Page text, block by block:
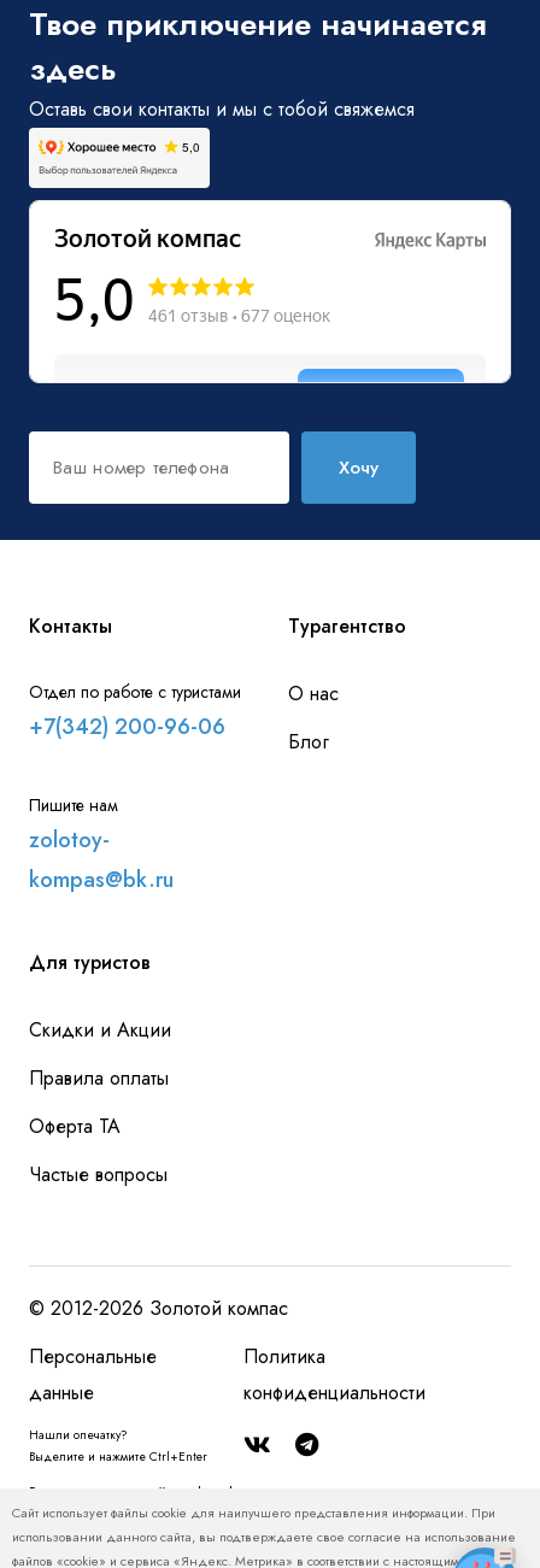
Твое приключение начинается
здесь
Оставь свои контакты и мы с тобой свяжемся
Хочу
Контакты
Отдел по работе с туристами
+7(342) 200-96-06
Пишите нам
zolotoy-
kompas@bk.ru
Турагентство
О нас
Блог
Для туристов
Скидки и Акции
Правила оплаты
Оферта ТА
Частые вопросы
© 2012-2026 Золотой компас
Персональные
данные
Политика
конфиденциальности
Нашли опечатку?
Выделите и нажмите Ctrl+Enter
Размещенная на сайте zolotoy-kompas.ru информация, в том числе, о
туристских продуктах и ценах на туристские продукты, относится
исключительно к рекламным и справочно-информационным материалам и
Сайт использует файлы cookie для наилучшего представления информации. При
использовании данного сайта, вы подтверждаете свое согласие на использование
файлов «cookie» и сервиса «Яндекс. Метрика» в соответствии с настоящим